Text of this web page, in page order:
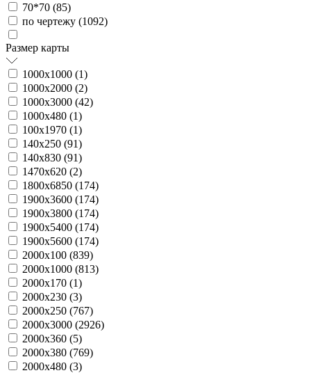
70*70 (85)
по чертежу (1092)
Размер карты
1000х1000 (1)
1000х2000 (2)
1000х3000 (42)
1000х480 (1)
100х1970 (1)
140х250 (91)
140х830 (91)
1470х620 (2)
1800х6850 (174)
1900х3600 (174)
1900х3800 (174)
1900х5400 (174)
1900х5600 (174)
2000х100 (839)
2000х1000 (813)
2000х170 (1)
2000х230 (3)
2000х250 (767)
2000х3000 (2926)
2000х360 (5)
2000х380 (769)
2000х480 (3)